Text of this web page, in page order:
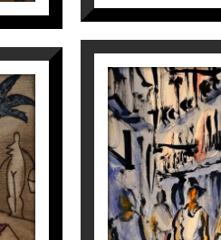
CARRER